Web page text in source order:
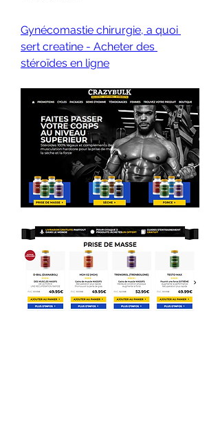
Gynécomastie chirurgie, a quoi
sert creatine - Acheter des
stéroïdes en ligne